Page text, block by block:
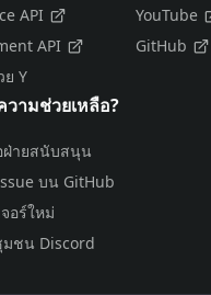
API
API
ย Y
YouTube
GitHub
วามช่วยเหลือ?
ฝ่ายสนับสนุน
บน GitHub
อร์ใหม่
ชน Discord